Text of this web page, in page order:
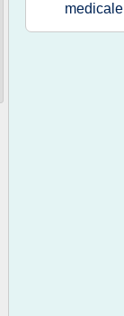
medicale